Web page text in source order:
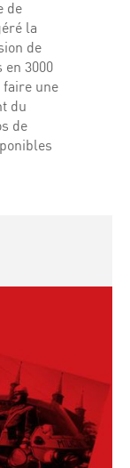
de
la
de
3000
une
du
de